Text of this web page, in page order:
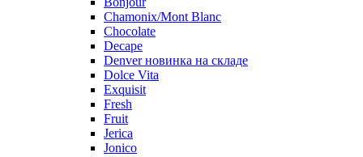
Chamonix/Mont Blanc
Chocolate
Decape
Denver новинка на складе
Dolce Vita
Exquisit
Fresh
Fruit
Jerica
Jonico